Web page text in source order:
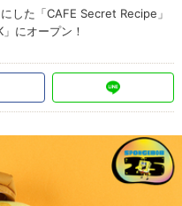
した「CAFE Secret Recipe」
にオープン！